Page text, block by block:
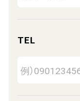
TEL